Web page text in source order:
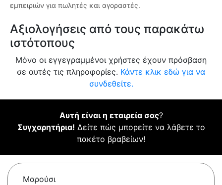
εμπειριών για πωλητές και αγοραστές.
Αξιολογήσεις από τους παρακάτω
ιστότοπους
Μόνο οι εγγεγραμμένοι χρήστες έχουν πρόσβαση
σε αυτές τις πληροφορίες. Κάντε κλικ εδώ για να
συνδεθείτε.
Αυτή είναι η εταιρεία σας?
Συγχαρητήρια! Δείτε πώς μπορείτε να λάβετε το
πακέτο βραβείων!
Μαρούσι